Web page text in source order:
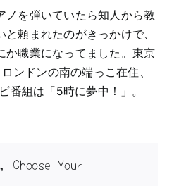
ノを弾いていたら知人から教
と頼まれたのがきっかけで、
か職業になってました。東京
ンドンの南の端っこ在住、
番組は「5時に夢中！」。
Your